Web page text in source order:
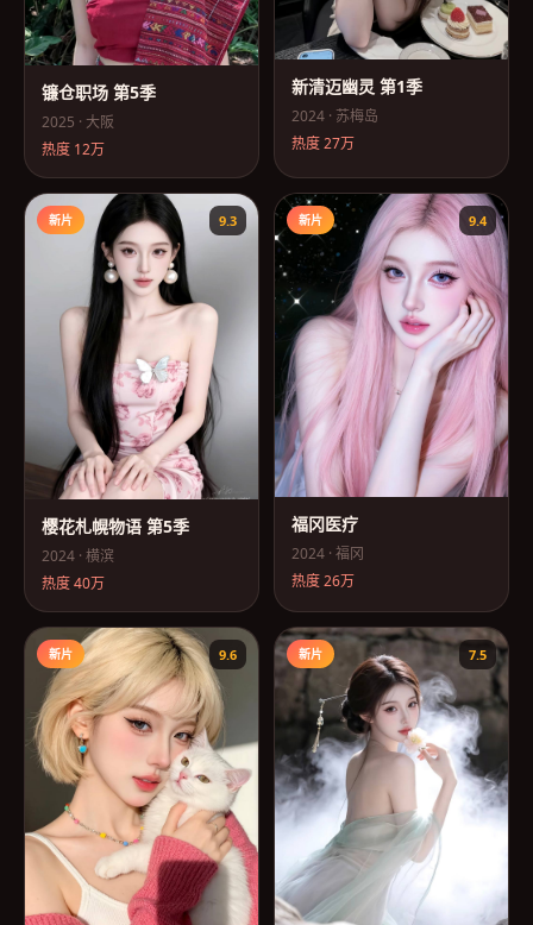
镰仓职场 第5季
2025 · 大阪
热度 12万
新清迈幽灵 第1季
2024 · 苏梅岛
热度27万
新片 9.3
樱花札幌物语 第5季
2024 · 横滨
热度40万
新片 9.4
福冈医疗
2024 · 福冈
热度26万
新片 9.6 新片 7.5